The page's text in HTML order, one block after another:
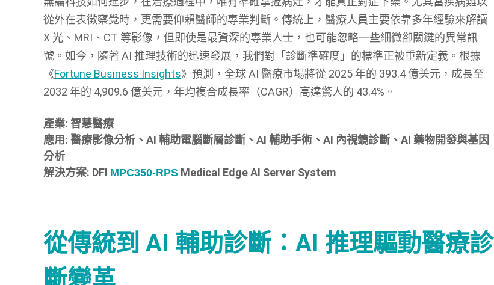
從外在表徵察覺時，更需要仰賴醫師的專業判斷。傳統上，醫療人員主要依靠多年經驗來解讀
X 光、MRI、CT 等影像，但即使是最資深的專業人士，也可能忽略一些細微卻關鍵的異常訊
號。如今，隨著 AI 推理技術的迅速發展，我們對「診斷準確度」的標準正被重新定義。根據
《Fortune Business Insights》預測，全球 AI 醫療市場將從 2025 年的 393.4 億美元，成長至
2032 年的 4,909.6 億美元，年均複合成長率（CAGR）高達驚人的 43.4%。
產業: 智慧醫療
應用: 醫療影像分析、AI 輔助電腦斷層診斷、AI 輔助手術、AI 內視鏡診斷、AI 藥物開發與基因
分析
解決方案: DFI MPC350-RPS Medical Edge AI Server System
從傳統到 AI 輔助診斷：AI 推理驅動醫療診
斷變革